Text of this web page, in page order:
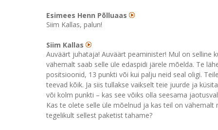
Esimees Henn Põlluaas
Siim Kallas, palun!
Siim Kallas
Auväärt juhataja! Auväärt peaminister! Mul on selline
vähemalt saab selle üle edaspidi järele mõelda. Te
positsioonid, 13 punkti või kui palju neid seal oligi.
teevad kõik. Ja siis tullakse vaikselt teie juurde ja
või kolm punkti – kas see võiks olla seesama
Kas te olete selle üle mõelnud ja kas teil on
tegelikult sellest paketist tahame?